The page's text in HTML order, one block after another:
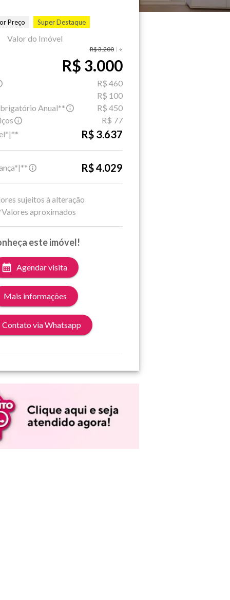
Preço Super Destaque
Valor do Imóvel
R$ 3.200
R$ 3.000
R$ 460
R$ 100
Anual**
R$ 450
R$ 77
R$ 3.637
R$ 4.029
sujeitos à alteração
aproximados
este imóvel!
Agendar visita
Mais informações
Contato via Whatsapp